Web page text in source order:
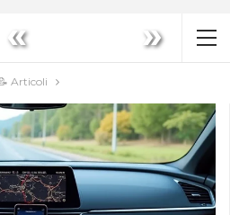
« »
Articoli